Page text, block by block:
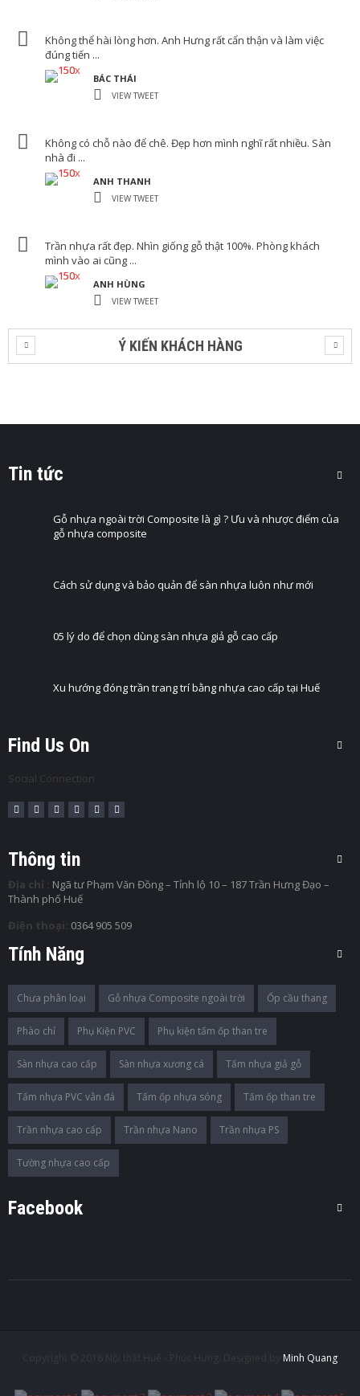
Không thể hài lòng hơn. Anh Hưng rất cẩn thận và làm việc
đúng tiến ...
BÁC THÁI
VIEW TWEET
Không có chỗ nào để chê. Đẹp hơn mình nghĩ rất nhiều. Sàn
nhà đi ...
ANH THANH
VIEW TWEET
Trần nhựa rất đẹp. Nhìn giống gỗ thật 100%. Phòng khách
mình vào ai cũng ...
ANH HÙNG
VIEW TWEET
Ý KIẾN KHÁCH HÀNG
Tin tức
Gỗ nhựa ngoài trời Composite là gì ? Ưu và nhược điểm của
gỗ nhựa composite
Cách sử dụng và bảo quản để sàn nhựa luôn như mới
05 lý do để chọn dùng sàn nhựa giả gỗ cao cấp
Xu hướng đóng trần trang trí bằng nhựa cao cấp tại Huế
Find Us On
Social Connection
Thông tin
Địa chỉ :
Ngã tư Phạm Văn Đồng – Tỉnh lộ 10 – 187 Trần Hưng Đạo –
Thành phố Huế
Điện thoại: 0364 905 509
Tính Năng
Chưa phân loại Gỗ nhựa Composite ngoài trời Ốp cầu thang
Phào chỉ Phụ Kiện PVC Phụ kiện tấm ốp than tre
Sàn nhựa cao cấp Sàn nhựa xương cá Tấm nhựa giả gỗ
Tấm nhựa PVC vân đá Tấm ốp nhựa sóng Tấm ốp than tre
Trần nhựa cao cấp Trần nhựa Nano Trần nhựa PS
Tường nhựa cao cấp
Facebook
Copyright © 2018 Nội thất Huế - Phúc Hưng. Designed by Minh Quang